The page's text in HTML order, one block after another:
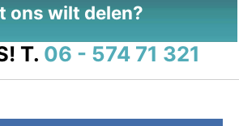
ons wilt delen?
T. 06 - 574 71 321